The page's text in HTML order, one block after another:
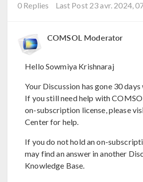
0 Replies Last Post 23 avr. 2024,
COMSOL Moderator
Hello Sowmiya Krishnaraj
Your Discussion has gone 30
If you still need help with
on-subscription license, please
Center for help.
If you do not hold an on-
may find an answer in another
Knowledge Base.